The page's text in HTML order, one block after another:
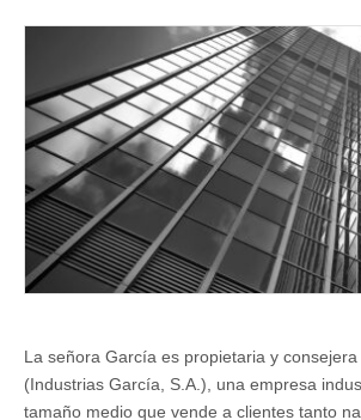
La señora García es propietaria y
(Industrias García, S.A.), una empresa
tamaño medio que vende a clientes tanto